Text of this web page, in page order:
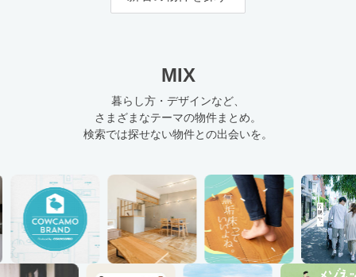
MIX
暮らし方・デザインなど、
さまざまなテーマの物件まとめ。
検索では探せない物件との出会いを。